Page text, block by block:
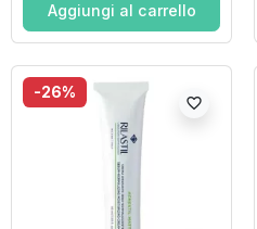
Aggiungi al carrello
-26%
favorite_border